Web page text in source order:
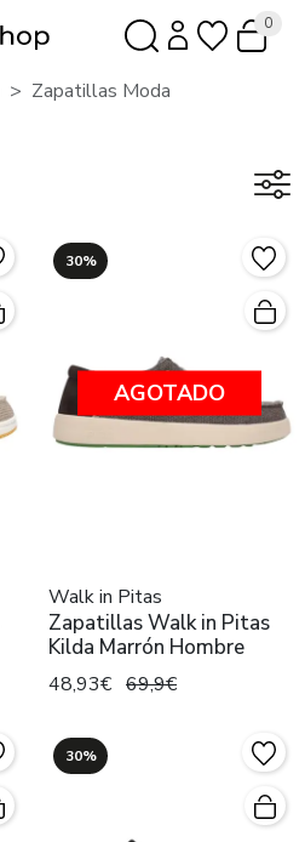
0
Zapatillas Moda
30%
AGOTADO
Walk in Pitas
Zapatillas Walk in Pitas
Kilda Marrón Hombre
48,93€ 69,9€
30%